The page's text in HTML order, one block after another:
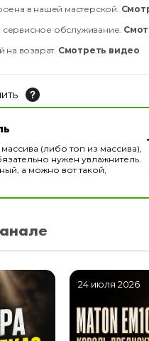
в нашей мастерской.
сервисное обслуживание.
на возврат. Смотреть видео
для музыкальных
(либо топ из массива),
нужен увлажнитель.
а можно вот такой,
24 июля 2026